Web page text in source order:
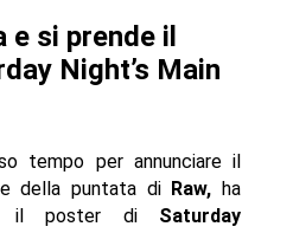
e si prende il
Night’s Main
tempo per annunciare il
della puntata diRaw, ha
il poster di Saturday